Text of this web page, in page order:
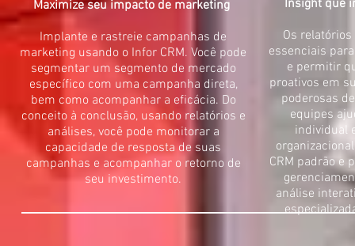
Maximize seu impacto de marketing
Implante e rastreie campanhas de
marketing usando o Infor CRM. Você pode
segmentar um segmento de mercado
específico com uma campanha direta,
bem como acompanhar a eficácia. Do
conceito à conclusão, usando relatórios e
análises, você pode monitorar a
capacidade de resposta de suas
campanhas e acompanhar o retorno de
seu investimento.
Insight que
Os
essenciais
e permitir
proativos em
poderosas
equipes
individual
CRM padrão e
análise